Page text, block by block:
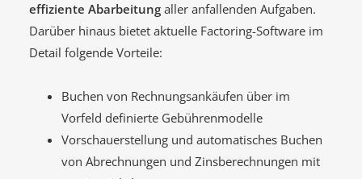
effiziente Abarbeitung aller anfallenden Aufgaben.
Darüber hinaus bietet aktuelle Factoring-Software im
Detail folgende Vorteile:
Buchen von Rechnungsankäufen über im
Vorfeld definierte Gebührenmodelle
Vorschauerstellung und automatisches Buchen
von Abrechnungen und Zinsberechnungen mit